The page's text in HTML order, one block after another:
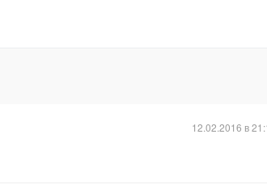
12.02.2016 в